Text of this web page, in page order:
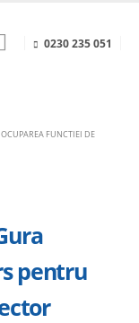
0230 235 051
FUNCTIEI DE
pentru